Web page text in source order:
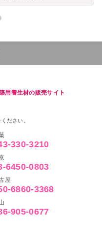
用養生材の販売サイト
ださい。
330-3210
6450-0803
屋
6860-3368
905-0677